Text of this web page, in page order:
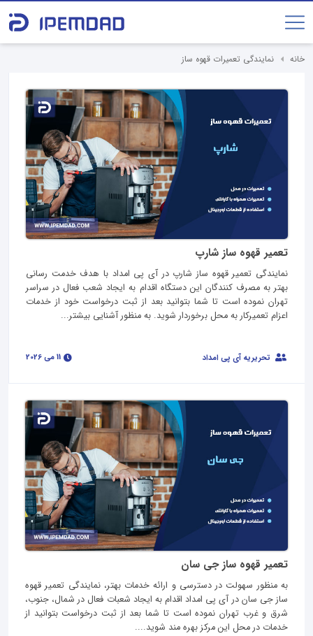
خانه نمایندگی تعمیرات قهوه ساز
تعمیر قهوه ساز شارپ
نمایندگی تعمیر قهوه ساز شارپ در آی پی امداد با هدف خدمت رسانی
بهتر به مصرف کنندگان این دستگاه اقدام به ایجاد شعب فعال در سراسر
تهران نموده است تا شما بتوانید بعد از ثبت درخواست خود از خدمات
اعزام تعمیرکار به محل برخوردار شوید. به منظور آشنایی بیشتر...
تحریریه آی پی امداد
تعمیر قهوه ساز جی سان
به منظور سهولت در دسترسی و ارائه خدمات بهتر، نمایندگی تعمیر قهوه
ساز جی سان در آی پی امداد اقدام به ایجاد شعبات فعال در شمال، جنوب،
شرق و غرب تهران نموده است تا شما بعد از ثبت درخواست بتوانید از
خدمات در محل این مرکز بهره مند شوید....